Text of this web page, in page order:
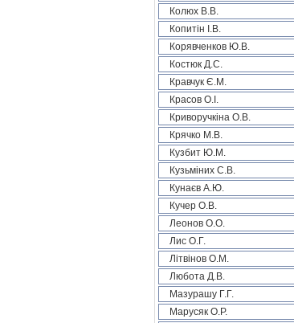
Колюх В.В.
Копитін І.В.
Корявченков Ю.В.
Костюк Д.С.
Кравчук Є.М.
Красов О.І.
Криворучкіна О.В.
Крячко М.В.
Кузбит Ю.М.
Кузьміних С.В.
Кунаєв А.Ю.
Кучер О.В.
Леонов О.О.
Лис О.Г.
Літвінов О.М.
Любота Д.В.
Мазурашу Г.Г.
Марусяк О.Р.